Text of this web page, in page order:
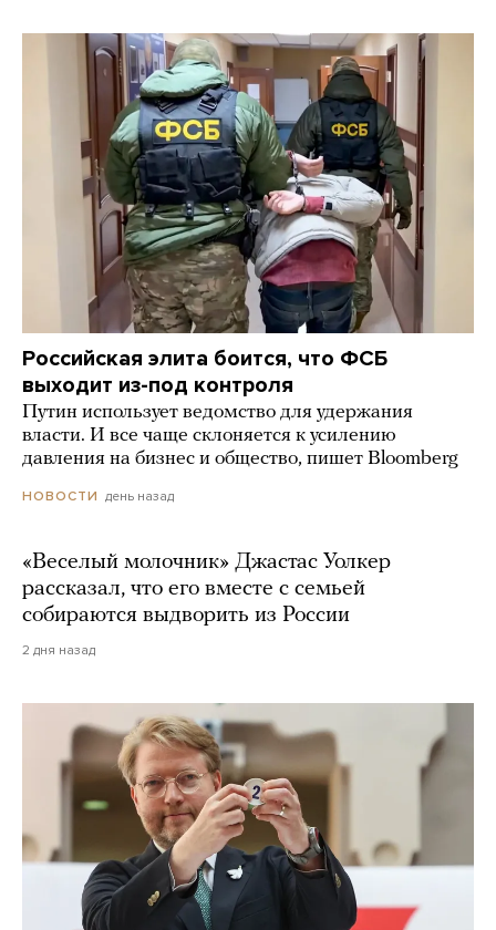
Российская элита боится, что ФСБ
выходит из-под контроля
Путин использует ведомство для удержания
власти. И все чаще склоняется к усилению
давления на бизнес и общество, пишет Bloomberg
НОВОСТИ день назад
«Веселый молочник» Джастас Уолкер
рассказал, что его вместе с семьей
собираются выдворить из России
2 дня назад